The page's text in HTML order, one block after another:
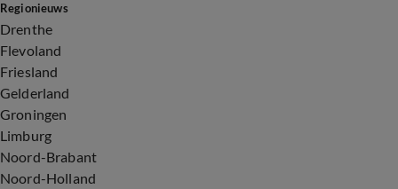
Regionieuws
Drenthe
Flevoland
Friesland
Gelderland
Groningen
Limburg
Noord-Brabant
Noord-Holland